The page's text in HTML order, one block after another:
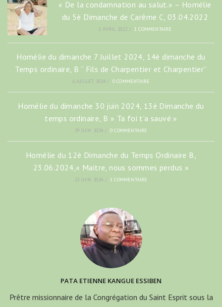
« De la condamnation au salut.» – Homélie
du 5è Dimanche de Carême C, 03.04.2022
2 AVRIL 2022 / 1 COMMENTAIRE
Homélie du dimanche 7 Juillet 2024, 14è dimanche du
Temps ordinaire, B “ Fils de Charpentier et Charpentier”
6 JUILLET 2024 / 0 COMMENTAIRE
Homélie du dimanche 30 juin 2024, 13è Dimanche du
temps ordinaire, B » Ta foi t’a sauvé »
29 JUIN 2024 / 0 COMMENTAIRE
Homélie du 12è Dimanche du Temps Ordinaire B,
23.06.2024,« Maitre, nous sommes perdus »
22 JUIN 2024 / 1 COMMENTAIRE
PATA ETIENNE KANGUE ESSIBEN
Prêtre missionnaire de la Congrégation du Saint Esprit sous la